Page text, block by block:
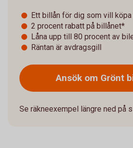
Ett billån för dig som vill
2 procent rabatt på billånet*
Låna upp till 80 procent av
Räntan är avdragsgill
Ansök om Grönt
Se räkneexempel längre ned på